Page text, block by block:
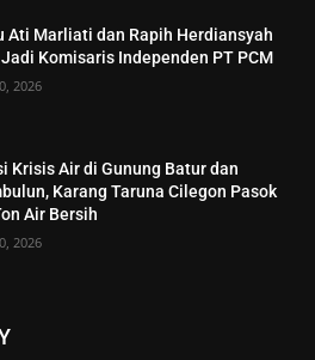
Ati Marliati dan Rapih Herdiansyah
Jadi Komisaris Independen PT PCM
2026
Krisis Air di Gunung Batur dan
Karang Taruna Cilegon Pasok
Air Bersih
2026